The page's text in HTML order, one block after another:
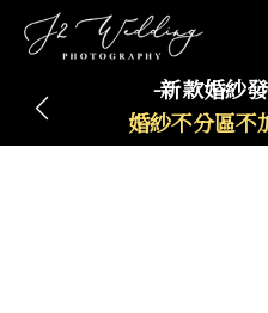
-新款婚紗
婚紗不分區不